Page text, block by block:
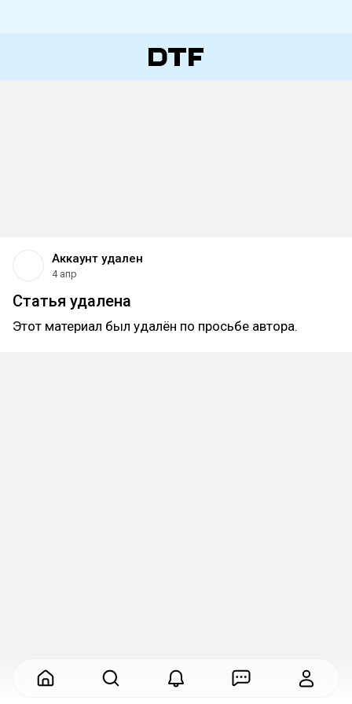
Аккаунт удален
4 апр
Статья удалена
Этот материал был удалён по просьбе автора.